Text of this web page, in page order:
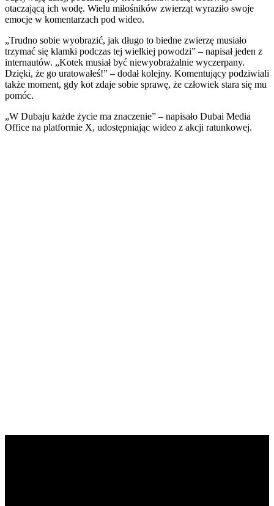
otaczającą ich wodę. Wielu miłośników zwierząt wyraziło swoje
emocje w komentarzach pod wideo.
„Trudno sobie wyobrazić, jak długo to biedne zwierzę musiało
trzymać się klamki podczas tej wielkiej powodzi” – napisał jeden z
internautów. „Kotek musiał być niewyobrażalnie wyczerpany.
Dzięki, że go uratowałeś!” – dodał kolejny. Komentujący podziwiali
także moment, gdy kot zdaje sobie sprawę, że człowiek stara się mu
pomóc.
„W Dubaju każde życie ma znaczenie” – napisało Dubai Media
Office na platformie X, udostępniając wideo z akcji ratunkowej.